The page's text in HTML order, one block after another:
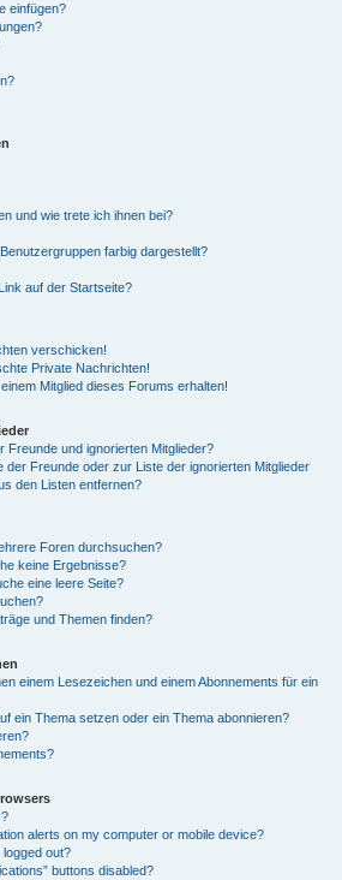
einfügen?
und wie trete ich ihnen bei?
farbig dargestellt?
auf der Startseite?
verschicken!
Private Nachrichten!
Mitglied dieses Forums erhalten!
Freunde und ignorierten Mitglieder?
der Freunde oder zur Liste der ignorierten Mitglieder
den Listen entfernen?
Foren durchsuchen?
keine Ergebnisse?
eine leere Seite?
und Themen finden?
einem Lesezeichen und einem Abonnements für ein
ein Thema setzen oder ein Thema abonnieren?
alerts on my computer or mobile device?
logged out?
buttons disabled?